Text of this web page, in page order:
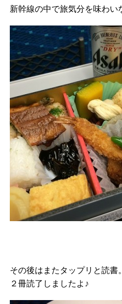
新幹線の中で旅気分を味わい
その後はまたタップリと読書
２冊読了しましたよ♪